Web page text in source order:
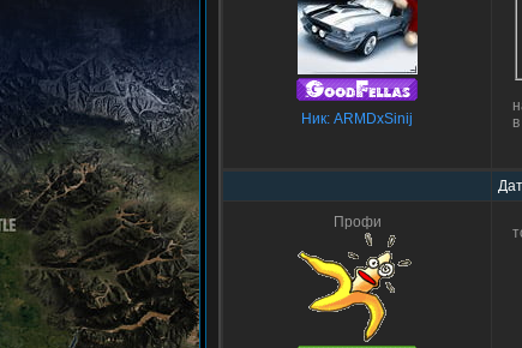
Ник: ARMDxSinij
Профи